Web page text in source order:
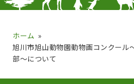
ホーム
旭川市旭山動物園動物画コンクール
部～について